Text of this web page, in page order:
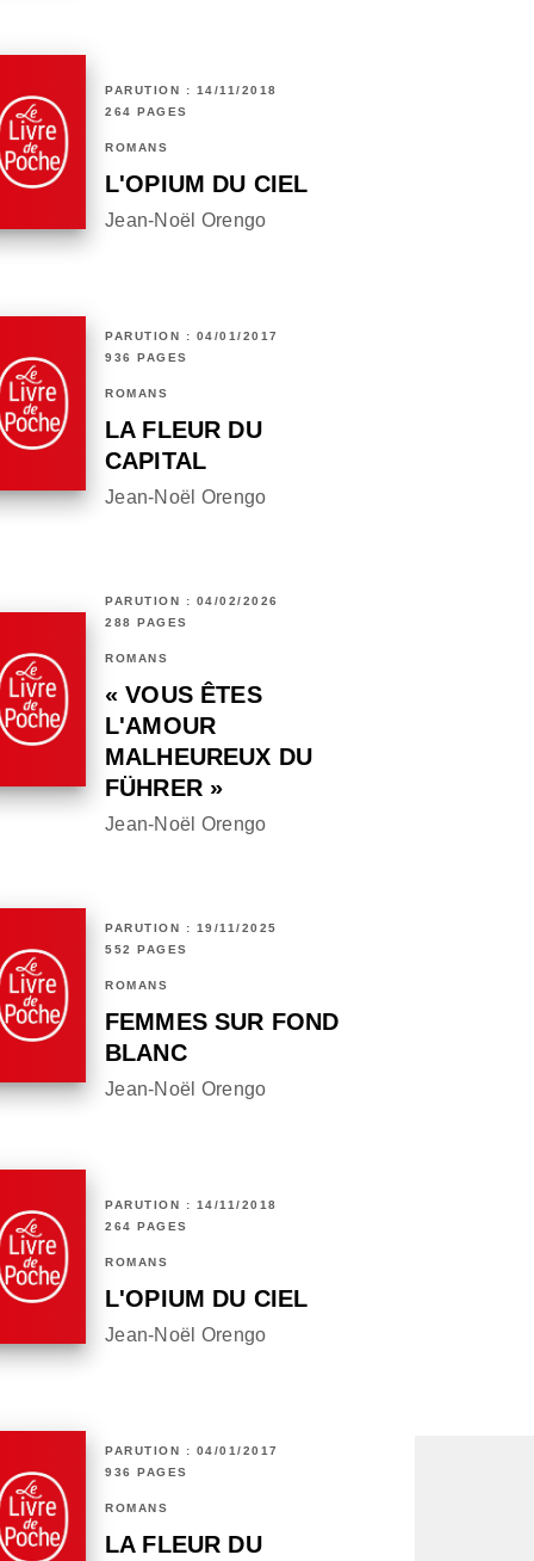
PARUTION : 14/11/2018
264 PAGES
ROMANS
L'OPIUM DU CIEL
Jean-Noël Orengo
PARUTION : 04/01/2017
936 PAGES
ROMANS
LA FLEUR DU
CAPITAL
Jean-Noël Orengo
PARUTION : 04/02/2026
288 PAGES
ROMANS
« VOUS ÊTES
L'AMOUR
MALHEUREUX DU
FÜHRER »
Jean-Noël Orengo
PARUTION : 19/11/2025
552 PAGES
ROMANS
FEMMES SUR FOND
BLANC
Jean-Noël Orengo
PARUTION : 14/11/2018
264 PAGES
ROMANS
L'OPIUM DU CIEL
Jean-Noël Orengo
PARUTION : 04/01/2017
936 PAGES
ROMANS
LA FLEUR DU